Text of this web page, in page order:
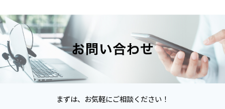
まずは、お気軽にご相談ください！